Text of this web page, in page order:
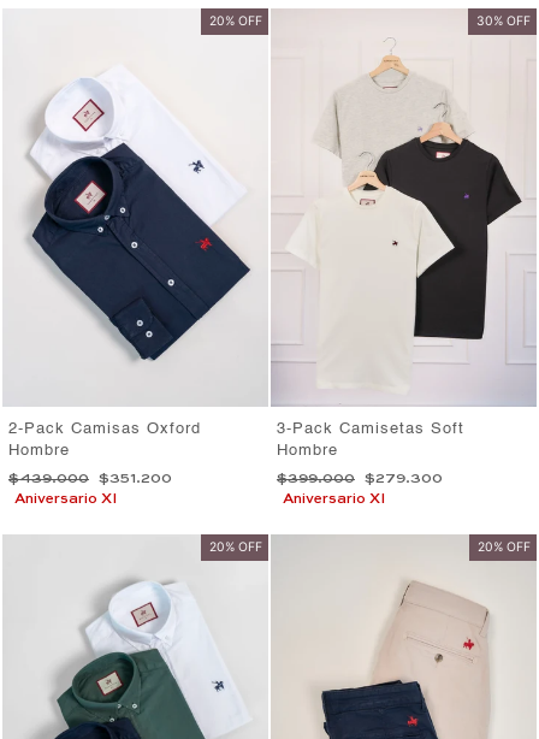
20% OFF
2-Pack Camisas Oxford
Hombre
Precio
habitual
$439.000
Precio
de
$351.200
Aniversario XI
30% OFF
3-Pack Camisetas Soft
Hombre
Precio
habitual
$399.000
Precio
de
$279.300
Aniversario XI
20% OFF 20% OFF